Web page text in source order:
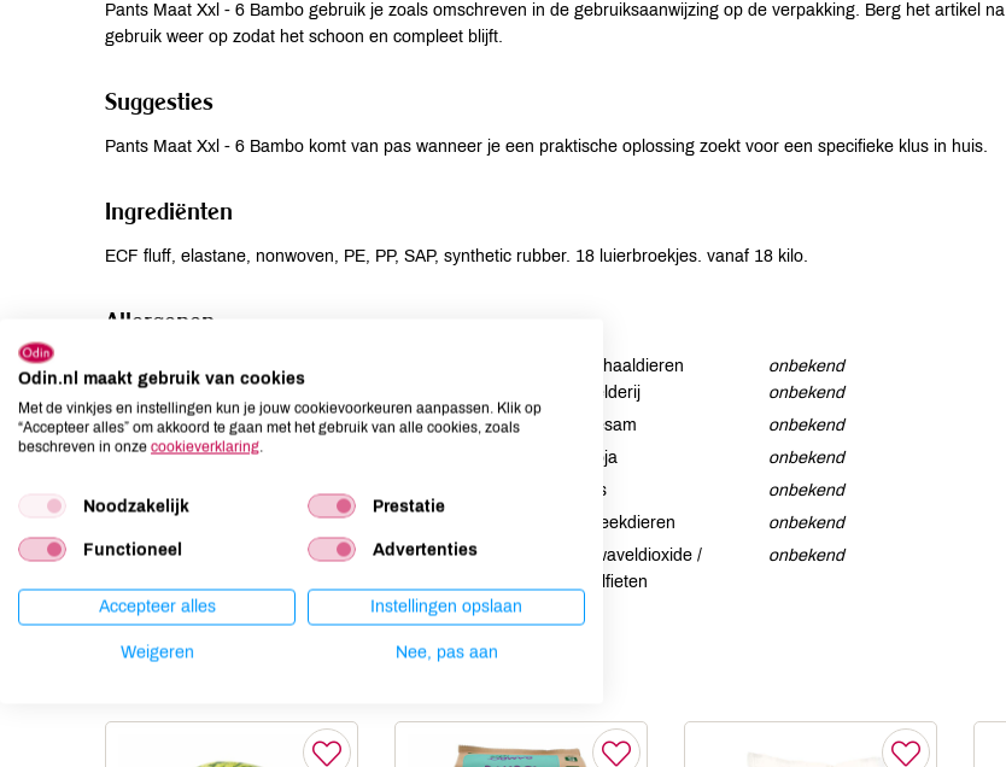
Pants Maat Xxl - 6 Bambo gebruik je zoals omschreven in de gebruiksaanwijzing op de verpakking. Berg het artikel na
gebruik weer op zodat het schoon en compleet blijft.
Suggesties
Pants Maat Xxl - 6 Bambo komt van pas wanneer je een praktische oplossing zoekt voor een specifieke klus in huis.
Ingrediënten
ECF fluff, elastane, nonwoven, PE, PP, SAP, synthetic rubber. 18 luierbroekjes. vanaf 18 kilo.
Allergenen
Aardnoten
onbekend
Gluten
onbekend
Lupine
onbekend
Noten
onbekend
Schaaldieren
onbekend
Selderij
onbekend
Sesam
onbekend
Soja
onbekend
Vis
onbekend
Weekdieren
onbekend
Zwaveldioxide /
sulfieten
onbekend
Anderen kochten ook
Odin.nl maakt gebruik van cookies
Met de vinkjes en instellingen kun je jouw cookievoorkeuren aanpassen. Klik op
“Accepteer alles” om akkoord te gaan met het gebruik van alle cookies, zoals
beschreven in onze cookieverklaring.
Noodzakelijk Prestatie
Functioneel Advertenties
Accepteer alles Instellingen opslaan
Weigeren Nee, pas aan